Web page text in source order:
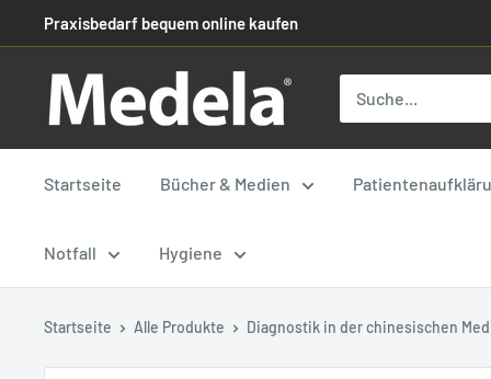
Praxisbedarf bequem online kaufen
Startseite Bücher & Medien
Notfall Hygiene
Startseite Alle Produkte Diagnostik in der chinesischen